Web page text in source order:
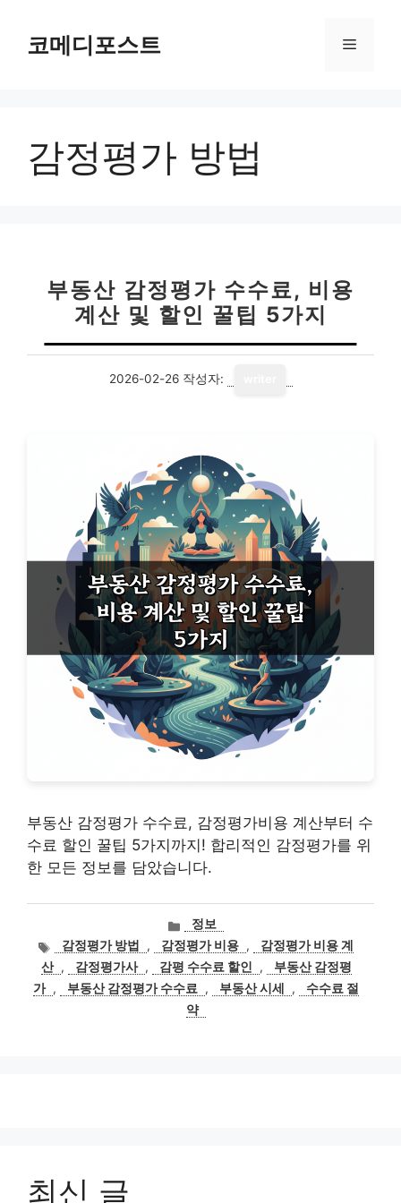
코메디포스트 메
감정평가 방법
부동산 감정평가 수수료, 비용
계산 및 할인 꿀팁 5가지
2026-02-26 작성자:
부동산 감정평가 수수료, 감정평가비용 계산부터 수
수료 할인 꿀팁 5가지까지! 합리적인 감정평가를 위
한 모든 정보를 담았습니다.
카
테
고
리
정보
태감정평가 방법 , 감정평가 비용 ,
감정평가 비용 계
산 , 감정평가사 , 감평 수수료 할인 ,
부동산 감정평
가 , 부동산 감정평가 수수료 , 부동산 시세 ,
수수료 절
약
최신 글